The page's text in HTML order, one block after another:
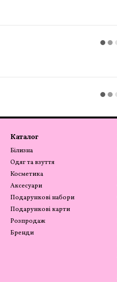
Каталог
Білизна
Одяг та взуття
Косметика
Аксесуари
Подарункові набори
Подарункові карти
Розпродаж
Бренди